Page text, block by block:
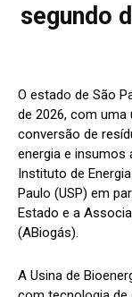
segundo
O estado de São
de 2026, com
conversão de
energia e insumos
Instituto de
Paulo (USP) em
Estado e a
(ABiogás).
A Usina de